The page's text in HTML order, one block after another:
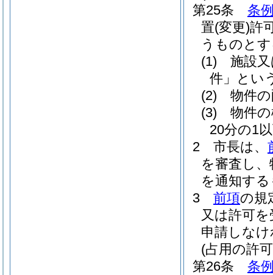
第25条
条
置(変更)許
うものと
(1)
施設
件」とい
(2)
物件
(3)
物件
20分の1
2
市長は、
を審査し
を通知す
3
前項の規
又は許可
申請しな
(占用の許
第26条
条